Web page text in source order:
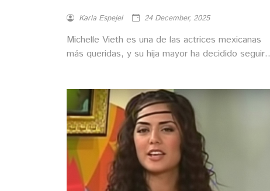
Karla Espejel 24 December, 2025
Michelle Vieth es una de las actrices mexicanas
más queridas, y su hija mayor ha decidido seguir